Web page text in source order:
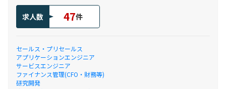
求人数 47件
セールス・プリセールス
アプリケーションエンジニア
サービスエンジニア
ファイナンス管理(CFO・財務等)
研究開発